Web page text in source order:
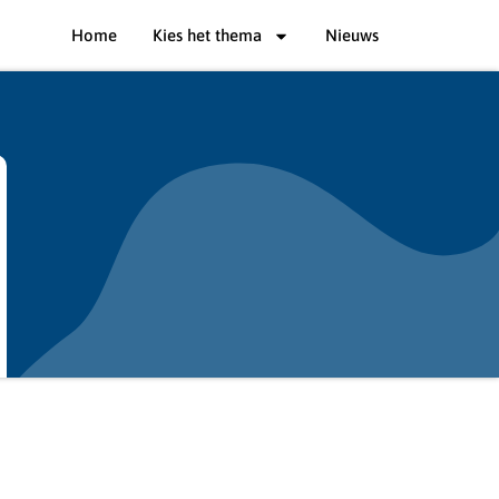
Home Kies het thema Nieuws